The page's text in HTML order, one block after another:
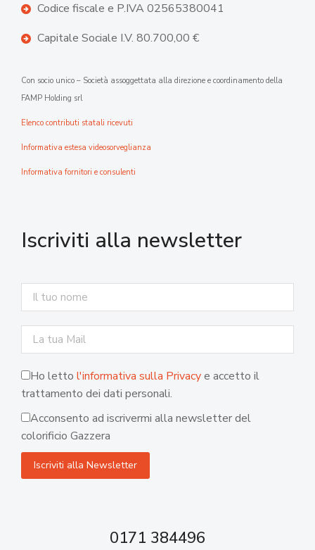
Codice fiscale e P.IVA 02565380041
Capitale Sociale I.V. 80.700,00 €
Con socio unico – Società assoggettata alla direzione e coordinamento della
FAMP Holding srl
Elenco contributi statali ricevuti
Informativa estesa videosorveglianza
Informativa fornitori e consulenti
Iscriviti alla newsletter
Ho letto l'informativa sulla Privacye accetto il
trattamento dei dati personali.
Acconsento ad iscrivermi alla newsletter del
colorificio Gazzera
0171 384496